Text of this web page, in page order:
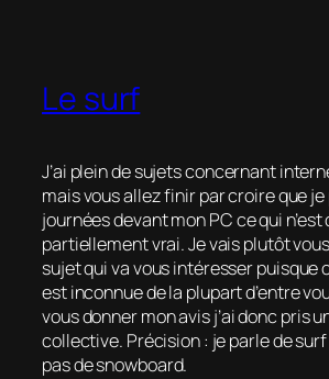
Le surf
J’ai plein de sujets concernant
mais vous allez finir par croire que
journées devant mon PC ce qui n’est
partiellement vrai. Je vais plutôt
sujet qui va vous intéresser puisque
est inconnue de la plupart d’entre
vous donner mon avis j’ai donc pris
collective. Précision : je parle de surf
pas de snowboard.